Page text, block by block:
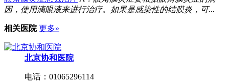
因，使用滴眼液来进行治疗。如果是感染性的结膜炎，可...
相关医院 更多»
北京协和医院
电话：01065296114